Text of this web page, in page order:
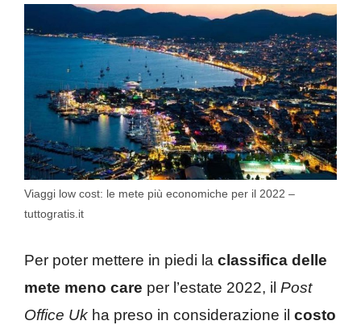
Viaggi low cost: le mete più economiche per il 2022 –
tuttogratis.it
Per poter mettere in piedi la classifica delle
mete meno care per l’estate 2022, il Post
Office Uk ha preso in considerazione il costo